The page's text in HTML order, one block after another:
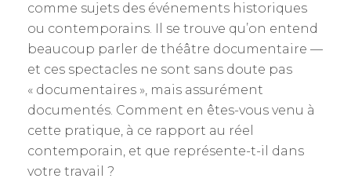
comme sujets des événements historiques
ou contemporains. Il se trouve qu’on entend
beaucoup parler de théâtre documentaire —
et ces spectacles ne sont sans doute pas
« documentaires », mais assurément
documentés. Comment en êtes-vous venu à
cette pratique, à ce rapport au réel
contemporain, et que représente-t-il dans
votre travail ?